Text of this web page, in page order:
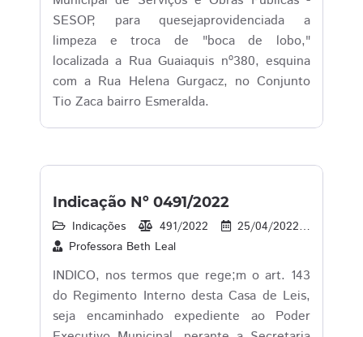
SESOP, para quesejaprovidenciada a
limpeza e troca de "boca de lobo,"
localizada a Rua Guaiaquis nº380, esquina
com a Rua Helena Gurgacz, no Conjunto
Tio Zaca bairro Esmeralda.
Indicação Nº 0491/2022
Indicações 491/2022 25/04/2022
Professora Beth Leal
INDICO, nos termos que rege;m o art. 143
do Regimento Interno desta Casa de Leis,
seja encaminhado expediente ao Poder